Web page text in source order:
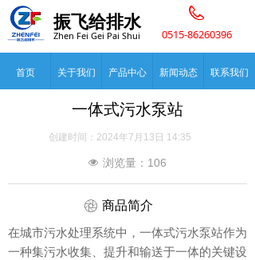
首页 关于我们 产品中心 新闻动态 联系我们
0515-86260396
振飞给排水
Zhen Fei Gei Pai Shui
一体式污水泵站
商品简介
创建时间： 2024年7月13日 14:35
在城市污水处理系统中，一体式污水泵站作为
一种集污水收集、提升和输送于一体的关键设
ꁵ
넶 浏览量： 106